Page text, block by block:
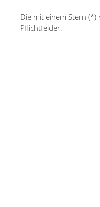
Die mit einem Stern
Pflichtfelder.